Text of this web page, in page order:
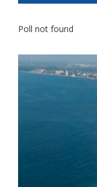
Poll not found